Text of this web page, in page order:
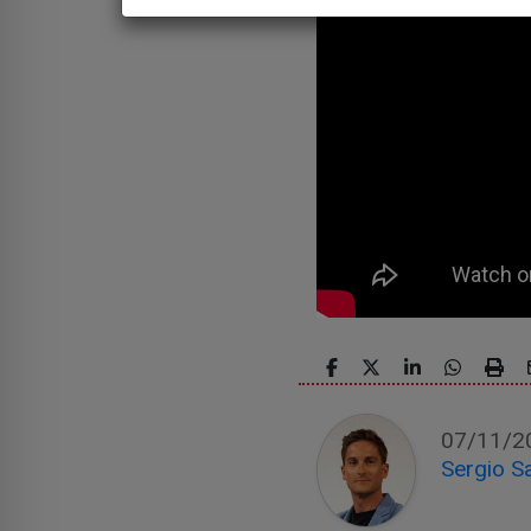
07/11/
Sergio